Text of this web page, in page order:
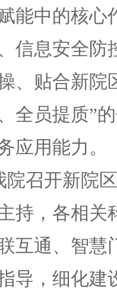
能中的核心
信息安全防
、贴合新院
全员提质”
应用能力。
召开新院区
持，各相关
互通、智
导，细化建